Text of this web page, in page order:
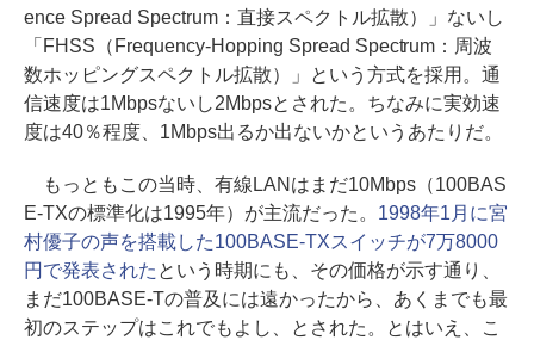
ence Spread Spectrum：直接スペクトル拡散）」ないし
「FHSS（Frequency-Hopping Spread Spectrum：周波
数ホッピングスペクトル拡散）」という方式を採用。通
信速度は1Mbpsないし2Mbpsとされた。ちなみに実効速
度は40％程度、1Mbps出るか出ないかというあたりだ。
もっともこの当時、有線LANはまだ10Mbps（100BAS
E-TXの標準化は1995年）が主流だった。 1998年1月に宮
村優子の声を搭載した100BASE-TXスイッチが7万8000
円で発表された という時期にも、その価格が示す通り、
まだ100BASE-Tの普及には遠かったから、あくまでも最
初のステップはこれでもよし、とされた。とはいえ、こ